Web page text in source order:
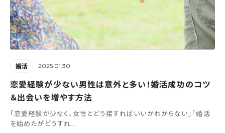
婚活 2025.01.30
恋愛経験が少ない男性は意外と多い！婚活成功のコツ
＆出会いを増やす方法
「恋愛経験が少なく、女性とどう接すればいいかわからない」「婚活
を始めたがどうすれ...